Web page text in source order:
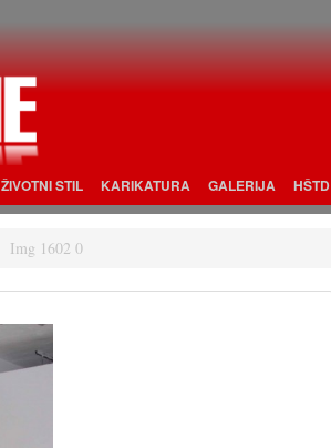
ŽIVOTNI STIL KARIKATURA GALERIJA HŠTD
Img 1602 0